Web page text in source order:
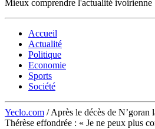
Mieux comprendre l'actualité ivoirienne
Accueil
Actualité
Politique
Economie
Sports
Société
Yeclo.com / Après le décès de
Thérèse effondrée : « Je ne peux plus